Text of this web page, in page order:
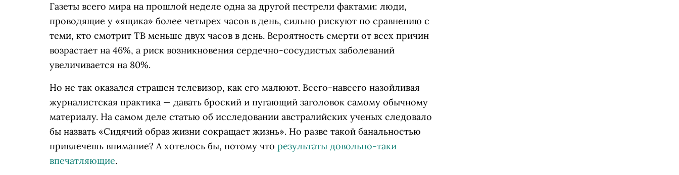
Газеты всего мира на прошлой неделе одна за другой пестрели фактами: люди,
проводящие у «ящика» более четырех часов в день, сильно рискуют по сравнению с
теми, кто смотрит ТВ меньше двух часов в день. Вероятность смерти от всех причин
возрастает на 46%, а риск возникновения сердечно-сосудистых заболеваний
увеличивается на 80%.
Но не так оказался страшен телевизор, как его малюют. Всего-навсего назойливая
журналистская практика — давать броский и пугающий заголовок самому обычному
материалу. На самом деле статью об исследовании австралийских ученых следовало
бы назвать «Сидячий образ жизни сокращает жизнь». Но разве такой банальностью
привлечешь внимание? А хотелось бы, потому что результаты довольно-таки
впечатляющие.